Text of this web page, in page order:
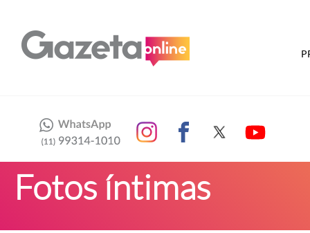
Fotos íntimas